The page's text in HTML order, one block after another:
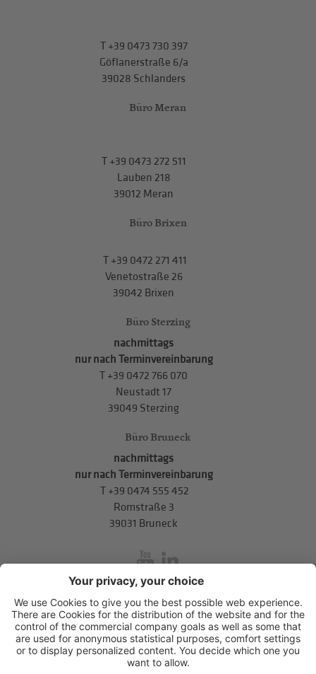
T+39 0473 730 397
Göflanerstraße 6/a
39028 Schlanders
Büro Meran
T+39 0473 272 511
Lauben 218
39012 Meran
Büro Brixen
T+39 0472 271 411
Venetostraße 26
39042 Brixen
Büro Sterzing
nachmittags
nur nach Terminvereinbarung
T +39 0472 766 070
Neustadt 17
39049 Sterzing
Büro Bruneck
nachmittags
nur nach Terminvereinbarung
T +39 0474 555 452
Romstraße 3
39031 Bruneck
inService
Mitterweg 5, Bozner Boden,I-39100Bozen.T+39 0471 310
311. info@hds-bz.it
Impressum
Datenschutzerklärung